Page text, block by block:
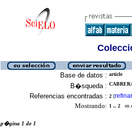
Base de datos : article
B�squeda :
Referencias encontradas : 2 [refinar
Mostrando: 1 .. 2 en
p�gina 1 de 1